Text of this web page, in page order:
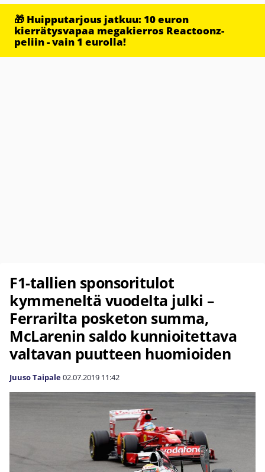
🎁 Huipputarjous jatkuu: 10 euron
kierrätysvapaa megakierros Reactoonz-
peliin - vain 1 eurolla!
F1-tallien sponsoritulot
kymmeneltä vuodelta julki –
Ferrarilta posketon summa,
McLarenin saldo kunnioitettava
valtavan puutteen huomioiden
Juuso Taipale02.07.2019 11:42